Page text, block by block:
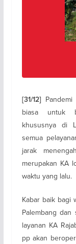
[31/12]
biasa untuk
khususnya di
semua
jarak
merupakan KA
waktu yang lalu.
Kabar baik bagi
Palembang dan
layanan KA
pp akan